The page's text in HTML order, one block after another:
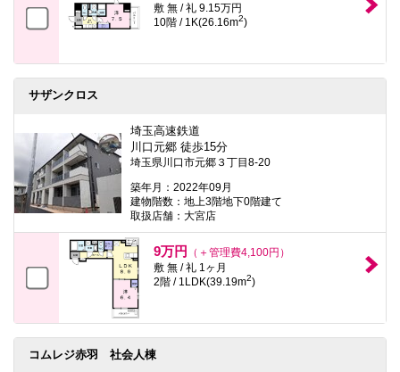
敷 無 / 礼 9.15万円
10階 / 1K(26.16m2)
サザンクロス
埼玉高速鉄道
川口元郷 徒歩15分
埼玉県川口市元郷３丁目8-20
築年月：2022年09月
建物階数：地上3階地下0階建て
取扱店舗：大宮店
9万円
（＋管理費4,100円）
敷 無 / 礼 1ヶ月
2階 / 1LDK(39.19m2)
コムレジ赤羽 社会人棟